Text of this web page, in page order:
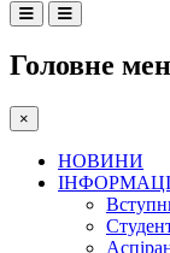
Головне
×
НОВИНИ